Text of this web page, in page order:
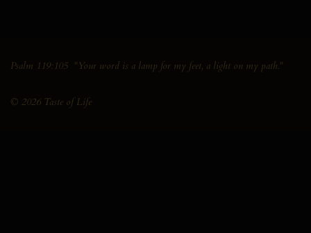
Psalm 119:105 "Your word is a lamp for my feet, a light on my path."
© 2026 Taste of Life